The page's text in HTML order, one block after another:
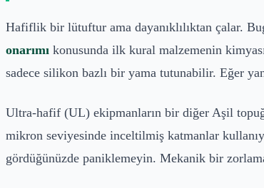
Hafiflik bir lütuftur ama dayanıklılıktan çalar.
onarımı konusunda ilk kural malzemenin
sadece silikon bazlı bir yama tutunabilir. Eğer
Ultra-hafif (UL) ekipmanların bir diğer Aşil
mikron seviyesinde inceltilmiş katmanlar
gördüğünüzde paniklemeyin. Mekanik bir